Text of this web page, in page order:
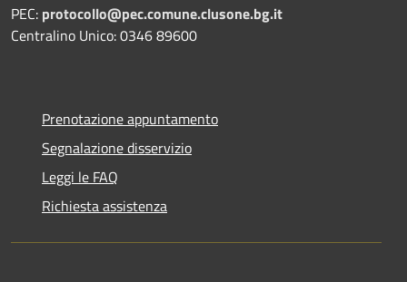
PEC: protocollo@pec.comune.clusone.bg.it
Centralino Unico: 0346 89600
Prenotazione appuntamento
Segnalazione disservizio
Leggi le FAQ
Richiesta assistenza